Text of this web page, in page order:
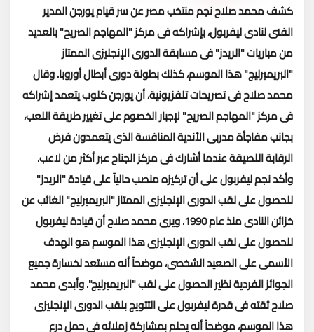
كشف محمد صلاح نجم منتخب مصر عن سر قيام يورجن المدير
الفنى لنادى ليفربول، بإشراكه فى مركز "المهاجم الصريح" بالعديد
من مباريات "الريدز" فى مسابقة الدورى الإنجليزى الممتاز
"البريميرليج" هذا الموسم، كذلك بطولة دورى أبطال أوروبا.وقال
محمد صلاح فى تصريحات تلفزيونية، أن يورجن كلوب يتعمد إشراكه
فى مركز "المهاجم الصريح" لإجبار الخصوم على تغيير طريقة اللعب،
بجانب مفاجأة مدربى الأندية المنافسة الذى يتعمدون فرض
الرقابة اللصيقة عندما أشارك فى مركز الجناح عبر أكثر من لاعب.
وأكد نجم ليفربول على أن تركيزه منصب حالياً على قيادة "الريدز"
للحصول على لقب الدورى الإنجليزى الممتاز "البريميرليج" الغائب عن
خزائن النادى منذ عام 1990.
ويرى محمد صلاح أن قيادة ليفربول
للحصول على لقب الدورى الإنجليزى هذا الموسم هو الهدف
الأسمى على الصعيد الشخصى، موضحاً أنه مستعد لخسارة جميع
الجوائز الفردية نظير الحصول على لقب "البريميرليج".وأبدى محمد
صلاح ثقته فى قدرة ليفربول على التتويج بلقب الدورى الإنجليزى
هذا الموسم، موضحاً أنه يحلم بمشاركة زملائه فى حمل درع